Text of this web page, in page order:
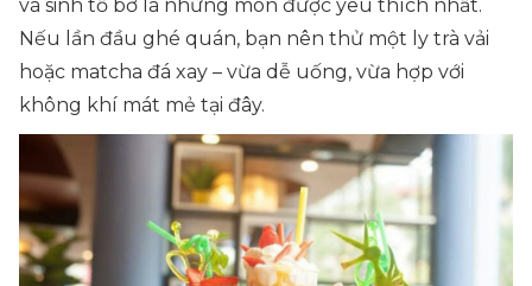
và sinh tố bơ là những món được yêu thích nhất.
Nếu lần đầu ghé quán, bạn nên thử một ly trà vải
hoặc matcha đá xay – vừa dễ uống, vừa hợp với
không khí mát mẻ tại đây.